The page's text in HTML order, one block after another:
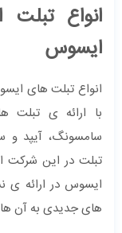
انواع
ایسوس
انواع تبلت های
با ارائه ی تبلت
سامسونگ، آیپد و
ایسوس در ارائه ی
های جدیدی به آن